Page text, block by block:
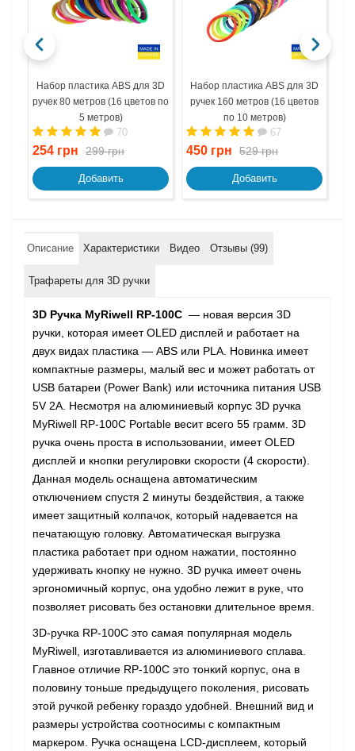
Набор пластика ABS для 3D
ручек 80 метров (16 цветов по
5 метров)
70
254 грн 299 грн
Добавить
Набор пластика ABS для 3D
ручек 160 метров (16 цветов
по 10 метров)
67
450 грн 529 грн
Добавить
Описание Характеристики Видео Отзывы (99)
Трафареты для 3D ручки
3D Ручка MyRiwell RP-100C — новая версия 3D
ручки, которая имеет OLED дисплей и работает на
двух видах пластика — ABS или PLA. Новинка имеет
компактные размеры, малый вес и может работать от
USB батареи (Power Bank) или источника питания USB
5V 2A. Несмотря на алюминиевый корпус 3D ручка
MyRiwell RP-100C Portable весит всего 55 грамм. 3D
ручка очень проста в использовании, имеет OLED
дисплей и кнопки регулировки скорости (4 скорости).
Данная модель оснащена автоматическим
отключением спустя 2 минуты бездействия, а также
имеет защитный колпачок, который надевается на
печатающую головку. Автоматическая выгрузка
пластика работает при одном нажатии, постоянно
удерживать кнопку не нужно. 3D ручка имеет очень
эргономичный корпус, она удобно лежит в руке, что
позволяет рисовать без остановки длительное время.
3D-ручка RP-100C это самая популярная модель
MyRiwell, изготавливается из алюминиевого сплава.
Главное отличие RP-100C это тонкий корпус, она в
половину тоньше предыдущего поколения, рисовать
этой ручкой ребенку гораздо удобней. Внешний вид и
размеры устройства соотносимы с компактным
маркером. Ручка оснащена LCD-дисплеем, который